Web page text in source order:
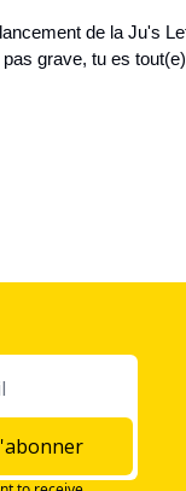
de la Ju's
grave, tu es tout(e)